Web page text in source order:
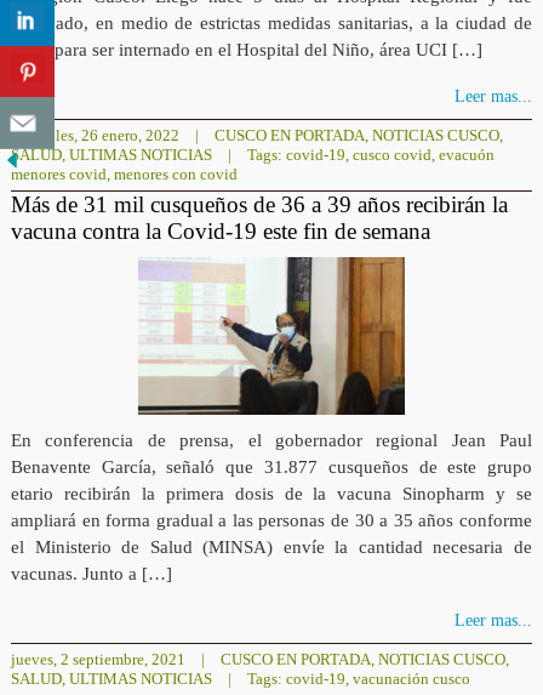
evacuado, en medio de estrictas medidas sanitarias, a la ciudad de
Lima para ser internado en el Hospital del Niño, área UCI […]
Leer mas...
miércoles, 26 enero, 2022 | CUSCO EN PORTADA, NOTICIAS CUSCO,
SALUD, ULTIMAS NOTICIAS | Tags: covid-19, cusco covid, evacuón
menores covid, menores con covid
Más de 31 mil cusqueños de 36 a 39 años recibirán la
vacuna contra la Covid-19 este fin de semana
En conferencia de prensa, el gobernador regional Jean Paul
Benavente García, señaló que 31.877 cusqueños de este grupo
etario recibirán la primera dosis de la vacuna Sinopharm y se
ampliará en forma gradual a las personas de 30 a 35 años conforme
el Ministerio de Salud (MINSA) envíe la cantidad necesaria de
vacunas. Junto a […]
Leer mas...
jueves, 2 septiembre, 2021 | CUSCO EN PORTADA, NOTICIAS CUSCO,
SALUD, ULTIMAS NOTICIAS | Tags: covid-19, vacunación cusco